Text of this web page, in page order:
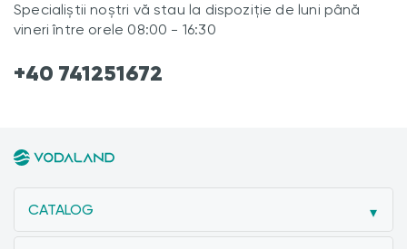
Specialiștii noștri vă stau la dispoziție de luni până
vineri între orele 08:00 - 16:30
+40 741251672
CATALOG